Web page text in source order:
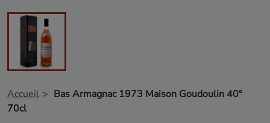
Accueil
Bas Armagnac 1973 Maison Goudoulin 40°
70cl